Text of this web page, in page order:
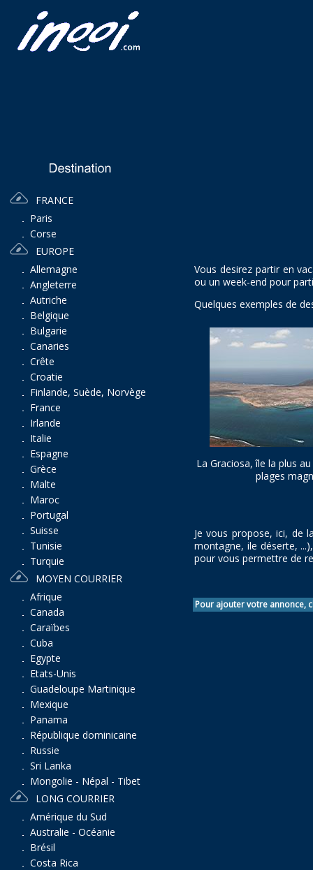
FRANCE
Paris
Corse
EUROPE
Allemagne
Angleterre
Autriche
Belgique
Bulgarie
Canaries
Crête
Croatie
Finlande, Suède, Norvège
France
Irlande
Italie
Espagne
Grèce
Malte
Maroc
Portugal
Suisse
Tunisie
Turquie
MOYEN COURRIER
Afrique
Canada
Caraïbes
Cuba
Egypte
Etats-Unis
Guadeloupe Martinique
Mexique
Panama
République dominicaine
Russie
Sri Lanka
Mongolie - Népal - Tibet
LONG COURRIER
Amérique du Sud
Australie - Océanie
Brésil
Costa Rica
Vous desirez partir en
ou un week-end pour
Quelques exemples de
La Graciosa, île la plus
plages
Je vous propose, ici, de
montagne, ile déserte,
pour vous permettre de
Pour ajouter votre annonce,